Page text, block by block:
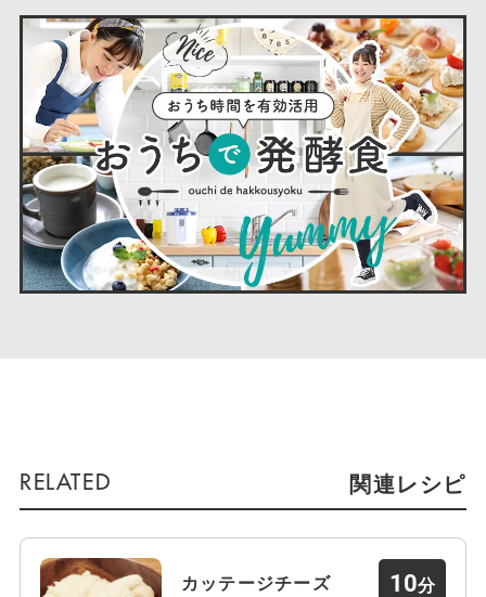
関連レシピ
カッテージチーズ 10